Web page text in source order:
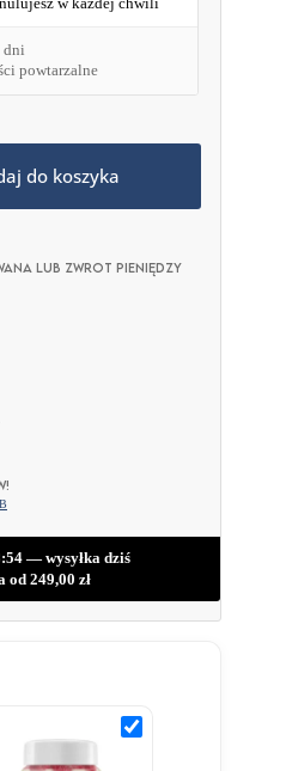
dni
powtarzalne
do koszyka
lub zwrot pieniędzy
— wysyłka dziś
od249,00zł
Keto
Krem™